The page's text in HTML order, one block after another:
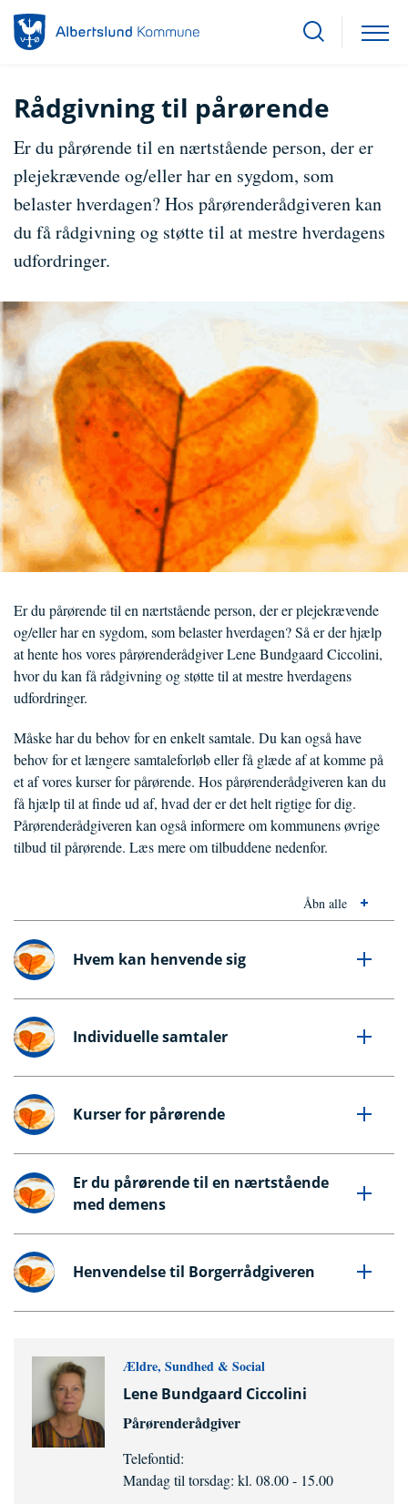
Rådgivning til pårørende
Er du pårørende til en nærtstående person, der er
plejekrævende og/eller har en sygdom, som
belaster hverdagen? Hos pårørenderådgiveren kan
du få rådgivning og støtte til at mestre hverdagens
udfordringer.
Er du pårørende til en nærtstående person, der er plejekrævende
og/eller har en sygdom, som belaster hverdagen? Så er der hjælp
at hente hos vores pårørenderådgiver Lene Bundgaard Ciccolini,
hvor du kan få rådgivning og støtte til at mestre hverdagens
udfordringer.
Måske har du behov for en enkelt samtale. Du kan også have
behov for et længere samtaleforløb eller få glæde af at komme på
et af vores kurser for pårørende. Hos pårørenderådgiveren kan du
få hjælp til at finde ud af, hvad der er det helt rigtige for dig.
Pårørenderådgiveren kan også informere om kommunens øvrige
tilbud til pårørende. Læs mere om tilbuddene nedenfor.
Åbn alle
Hvem kan henvende sig
Individuelle samtaler
Kurser for pårørende
Er du pårørende til en nærtstående
med demens
Henvendelse til Borgerrådgiveren
Ældre, Sundhed & Social
Lene Bundgaard Ciccolini
Pårørenderådgiver
Telefontid:
Mandag til torsdag: kl. 08.00 - 15.00